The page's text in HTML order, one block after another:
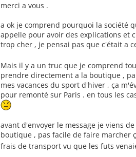
merci a vous .
a ok je comprend pourquoi la société
appelle pour avoir des explications et
trop cher , je pensai pas que c'était a
Mais il y a un truc que je comprend
prendre directement a la boutique ,
mes vacances du sport d'hiver , ça
pour remonté sur Paris . en tous les
avant d'envoyer le message je viens
boutique , pas facile de faire marcher
frais de transport vu que les futs